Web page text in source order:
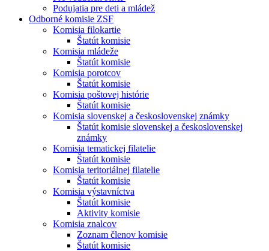
Podujatia pre deti a mládež
Odborné komisie ZSF
Komisia filokartie
Štatút komisie
Komisia mládeže
Štatút komisie
Komisia porotcov
Štatút komisie
Komisia poštovej histórie
Štatút komisie
Komisia slovenskej a československej známky
Štatút komisie slovenskej a československej
známky
Komisia tematickej filatelie
Štatút komisie
Komisia teritoriálnej filatelie
Štatút komisie
Komisia výstavníctva
Štatút komisie
Aktivity komisie
Komisia znalcov
Zoznam členov komisie
Štatút komisie